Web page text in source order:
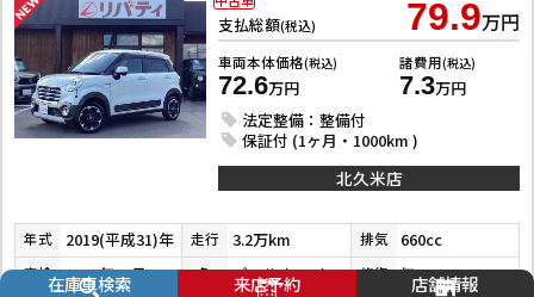
支払総額(税込) 79.9万円
車両本体価格(税込)
72.6万円
諸費用(税込)
7.3万円
法定整備：整備付
保証付 (1ヶ月・1000km )
北久米店
年式 2019(平成31)年 走行 3.2万km 排気 660cc
車検 2026年10月 色 パールホワイトⅢ 修復 無
在庫車検索 来店予約 店舗情報